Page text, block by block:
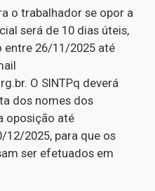
o trabalhador se opor a
será de 10 dias úteis,
entre 26/11/2025 até
O SINTPq deverá
dos nomes dos
oposição até
2025, para que os
ser efetuados em